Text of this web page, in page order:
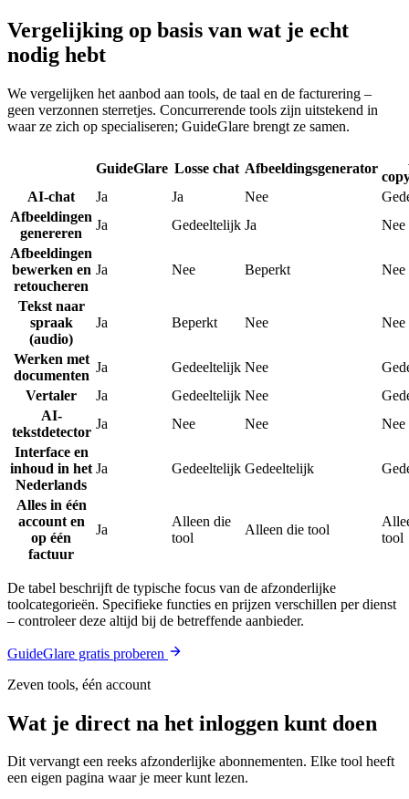
Vergelijking op basis van wat je echt
nodig hebt
We vergelijken het aanbod aan tools, de taal en de facturering –
geen verzonnen sterretjes. Concurrerende tools zijn uitstekend in
waar ze zich op specialiseren; GuideGlare brengt ze samen.
GuideGlare Losse chat Afbeeldingsgenerator
AI-chat
Ja Ja Nee
Afbeeldingen
genereren
Ja Gedeeltelijk Ja
Nee
Afbeeldingen
bewerken en
retoucheren
Ja Nee Beperkt Nee
Tekst naar
spraak
(audio)
Ja Beperkt Nee Nee
Werken met
documenten
Ja Gedeeltelijk Nee
Vertaler
Ja Gedeeltelijk Nee
AI-
tekstdetector
Ja Nee Nee
Nee
Interface en
inhoud in het
Nederlands
Ja Gedeeltelijk Gedeeltelijk
Alles in één
account en
op één
factuur
Ja
Alleen die
tool
Alleen die tool
tool
De tabel beschrijft de typische focus van de afzonderlijke
toolcategorieën. Specifieke functies en prijzen verschillen per dienst
– controleer deze altijd bij de betreffende aanbieder.
GuideGlare gratis proberen
Zeven tools, één account
Wat je direct na het inloggen kunt doen
Dit vervangt een reeks afzonderlijke abonnementen. Elke tool heeft
een eigen pagina waar je meer kunt lezen.